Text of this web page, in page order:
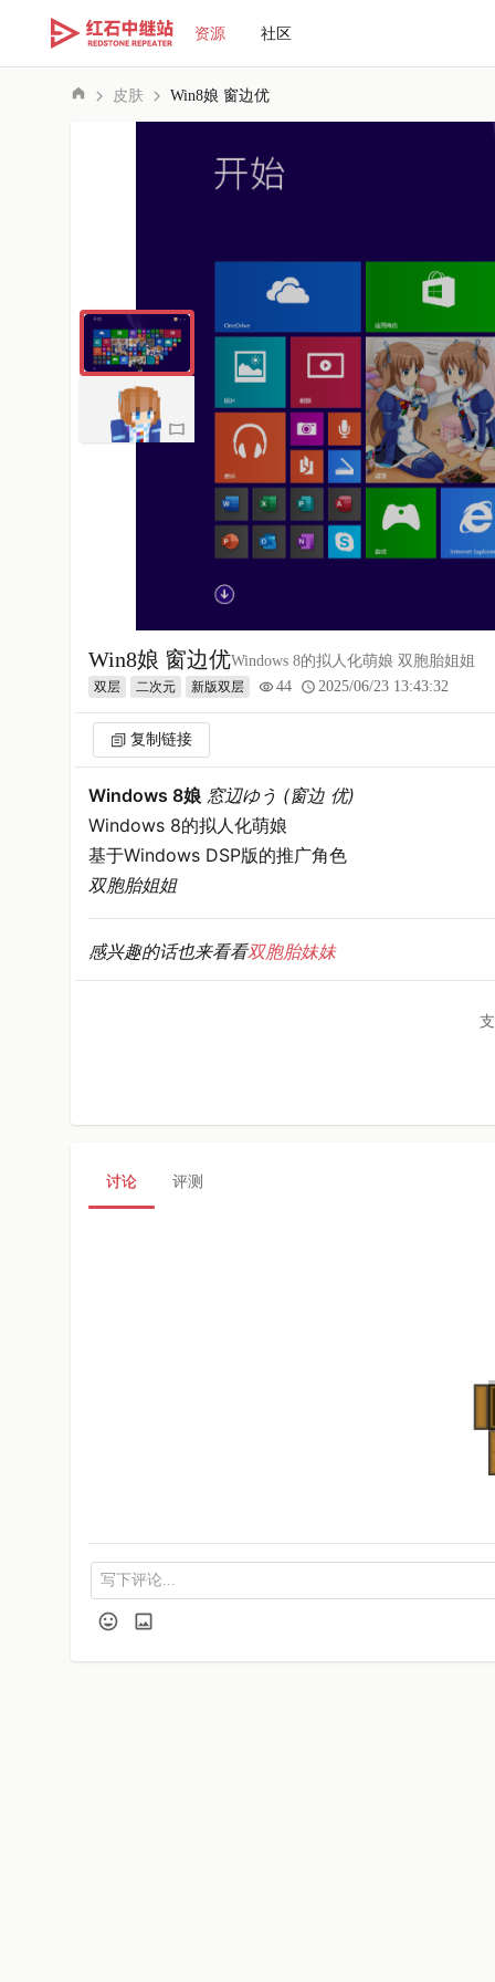
资源 社区
皮肤 Win8娘 窗边优
Win8娘 窗边优Windows 8的拟人化萌娘 双胞胎姐姐
双层 二次元 新版双层 44 2025/06/23 13:43:32
复制链接
Windows 8娘 窓辺ゆう (窗边 优)
Windows 8的拟人化萌娘
基于Windows DSP版的推广角色
双胞胎姐姐
感兴趣的话也来看看双胞胎妹妹
讨论 评测